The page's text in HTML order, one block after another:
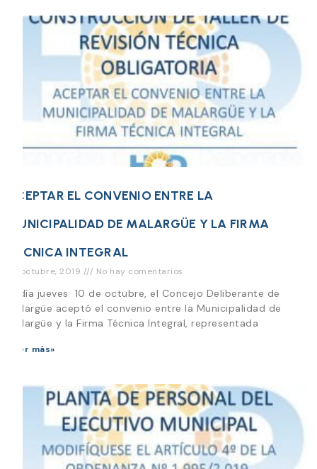
ACEPTAR EL CONVENIO ENTRE LA
MUNICIPALIDAD DE MALARGÜE Y LA FIRMA
TÉCNICA INTEGRAL
22 octubre, 2019 No hay comentarios
El día jueves 10 de octubre, el Concejo Deliberante de
Malargüe aceptó el convenio entre la Municipalidad de
Malargüe y la Firma Técnica Integral, representada
Leer más»